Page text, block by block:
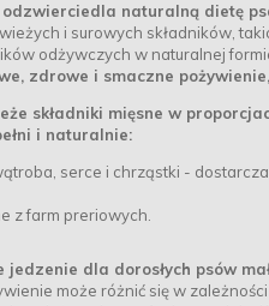
naturalną dietę
i surowych składników,
odżywczych w naturalnej
zdrowe i smaczne
składniki mięsne w
i naturalnie:
serce i chrząstki -
z farm preriowych.
dla dorosłych psów
może różnić się w